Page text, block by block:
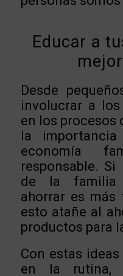
Educar a
Desde
involucrar a
en los procesos
la
economía
responsable.
de la familia
ahorrar es más
esto atañe al
productos para
Con estas
en la rutina,